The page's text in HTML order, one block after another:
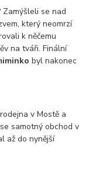
se nad
který neomrzí
k něčemu
na tváři. Finální
byl nakonec
v Mostě a
samotný obchod v
až do nynější